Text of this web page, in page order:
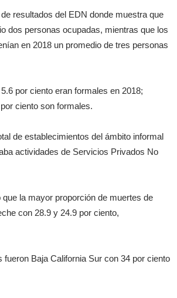
resultados del EDN donde muestra que
dos personas ocupadas, mientras que los
en 2018 un promedio de tres personas
por ciento eran formales en 2018;
ciento son formales.
de establecimientos del ámbito informal
actividades de Servicios Privados No
la mayor proporción de muertes de
con 28.9 y 24.9 por ciento,
Baja California Sur con 34 por ciento